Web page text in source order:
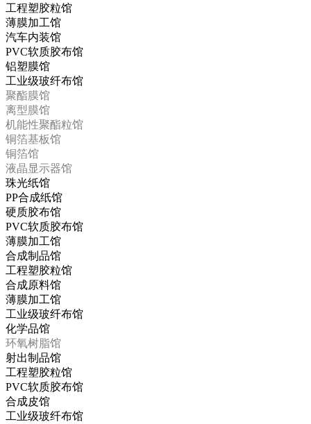
工程塑胶粒馆
薄膜加工馆
汽车内装馆
PVC软质胶布馆
铝塑膜馆
工业级玻纤布馆
聚酯膜馆
离型膜馆
机能性聚酯粒馆
铜箔基板馆
铜箔馆
液晶显示器馆
珠光纸馆
PP合成纸馆
硬质胶布馆
PVC软质胶布馆
薄膜加工馆
合成制品馆
工程塑胶粒馆
合成原料馆
薄膜加工馆
工业级玻纤布馆
化学品馆
环氧树脂馆
射出制品馆
工程塑胶粒馆
PVC软质胶布馆
合成皮馆
工业级玻纤布馆